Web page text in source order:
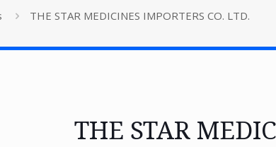
THE STAR MEDICINES IMPORTERS CO. LTD.
THE STAR